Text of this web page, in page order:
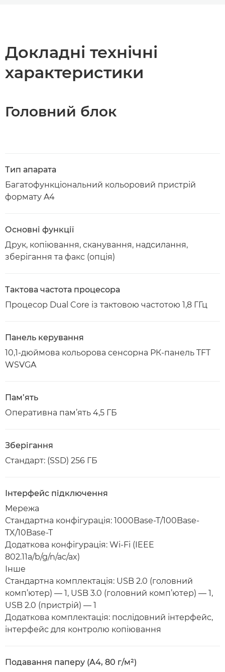
Докладні технічні
характеристики
Головний блок
Тип апарата
Багатофункціональний кольоровий пристрій
формату A4
Основні функції
Друк, копіювання, сканування, надсилання,
зберігання та факс (опція)
Тактова частота процесора
Процесор Dual Core із тактовою частотою 1,8 ГГц
Панель керування
10,1-дюймова кольорова сенсорна РК-панель TFT
WSVGA
Пам’ять
Оперативна пам’ять 4,5 ГБ
Зберігання
Стандарт: (SSD) 256 ГБ
Інтерфейс підключення
Мережа
Стандартна конфігурація: 1000Base-T/100Base-
TX/10Base-T
Додаткова конфігурація: Wi-Fi (IEEE
802.11a/b/g/n/ac/ax)
Інше
Стандартна комплектація: USB 2.0 (головний
комп’ютер) — 1, USB 3.0 (головний комп’ютер) — 1,
USB 2.0 (пристрій) — 1
Додаткова комплектація: послідовний інтерфейс,
інтерфейс для контролю копіювання
Подавання паперу (A4, 80 г/м²)